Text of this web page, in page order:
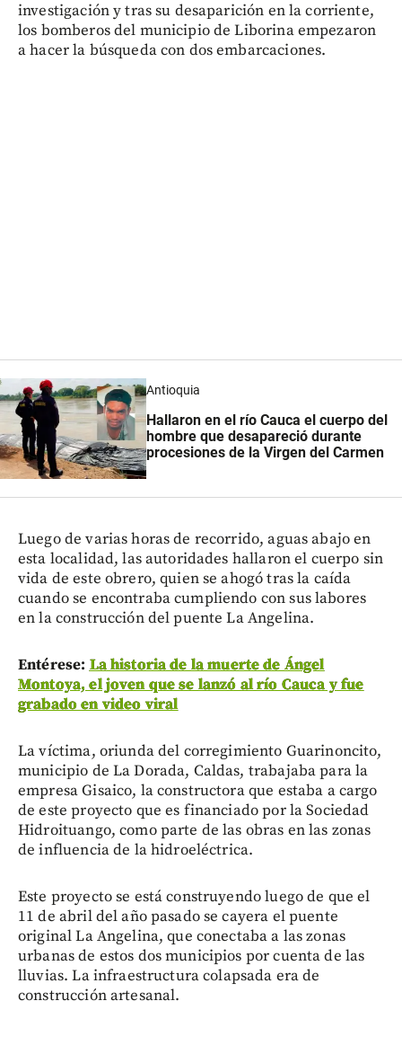
investigación y tras su desaparición en la corriente,
los bomberos del municipio de Liborina empezaron
a hacer la búsqueda con dos embarcaciones.
Antioquia
Hallaron en el río Cauca el cuerpo del
hombre que desapareció durante
procesiones de la Virgen del Carmen
Luego de varias horas de recorrido, aguas abajo en
esta localidad, las autoridades hallaron el cuerpo sin
vida de este obrero, quien se ahogó tras la caída
cuando se encontraba cumpliendo con sus labores
en la construcción del puente La Angelina.
Entérese:La historia de la muerte de Ángel
Montoya, el joven que se lanzó al río Cauca y fue
grabado en video viral
La víctima, oriunda del corregimiento Guarinoncito,
municipio de La Dorada, Caldas, trabajaba para la
empresa Gisaico, la constructora que estaba a cargo
de este proyecto que es financiado por la Sociedad
Hidroituango, como parte de las obras en las zonas
de influencia de la hidroeléctrica.
Este proyecto se está construyendo luego de que el
11 de abril del año pasado se cayera el puente
original La Angelina, que conectaba a las zonas
urbanas de estos dos municipios por cuenta de las
lluvias. La infraestructura colapsada era de
construcción artesanal.